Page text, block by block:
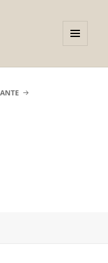
et
WIDGETS